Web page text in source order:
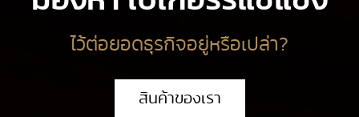
ไว้ต่อยอดธุรกิจอยู่หรือเปล่า?
สินค้าของเรา